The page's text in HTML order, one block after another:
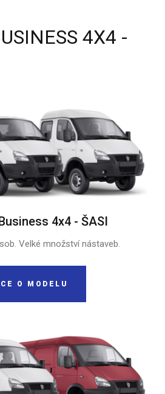
4X4 -
4x4 - ŠASI
Velké množství nástaveb.
O MODELU